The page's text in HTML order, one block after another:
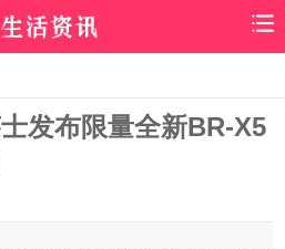
发布限量全新BR-X5